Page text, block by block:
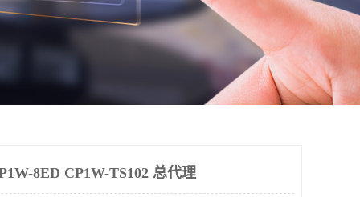
8ED CP1W-TS102 总代理